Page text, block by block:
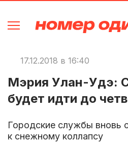
17.12.2018 в 16:40
Мэрия Улан-Удэ:
будет идти до
Городские службы вновь
к снежному коллапсу